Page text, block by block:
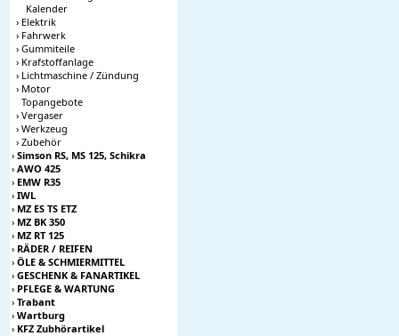
Kalender
› Elektrik
› Fahrwerk
› Gummiteile
› Krafstoffanlage
› Lichtmaschine / Zündung
› Motor
Topangebote
› Vergaser
› Werkzeug
› Zubehör
› Simson RS, MS 125, Schikra
› AWO 425
› EMW R35
› IWL
› MZ ES TS ETZ
› MZ BK 350
› MZ RT 125
› RÄDER / REIFEN
› ÖLE & SCHMIERMITTEL
› GESCHENK & FANARTIKEL
› PFLEGE & WARTUNG
› Trabant
› Wartburg
› KFZ Zubhörartikel